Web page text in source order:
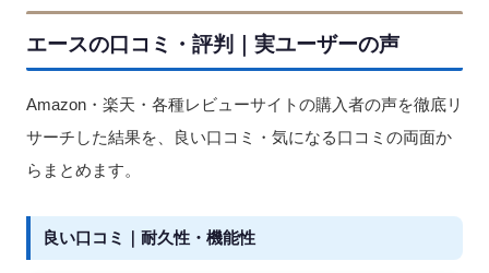
エースの口コミ・評判｜実ユーザーの声
Amazon・楽天・各種レビューサイトの購入者の声を徹底リ
サーチした結果を、良い口コミ・気になる口コミの両面か
らまとめます。
良い口コミ｜耐久性・機能性